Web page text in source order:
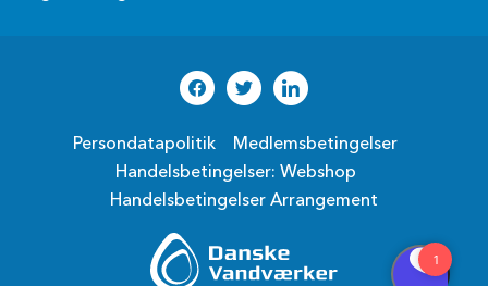
Persondatapolitik
Medlemsbetingelser
Handelsbetingelser: Webshop
Handelsbetingelser Arrangement